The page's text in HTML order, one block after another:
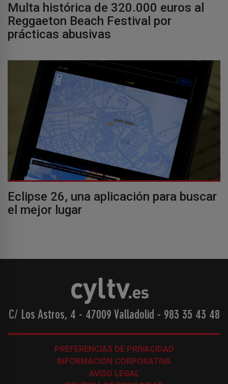
Multa histórica de 320.000 euros al
Reggaeton Beach Festival por
prácticas abusivas
Eclipse 26, una aplicación para buscar
el mejor lugar
C/ Los Astros, 4 - 47009 Valladolid - 983 35 43 48
PREFERENCIAS DE PRIVACIDAD
INFORMACIÓN CORPORATIVA
AVISO LEGAL